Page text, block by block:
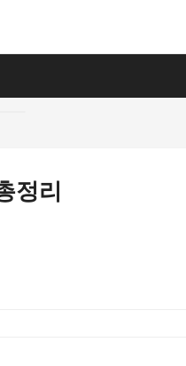
정리